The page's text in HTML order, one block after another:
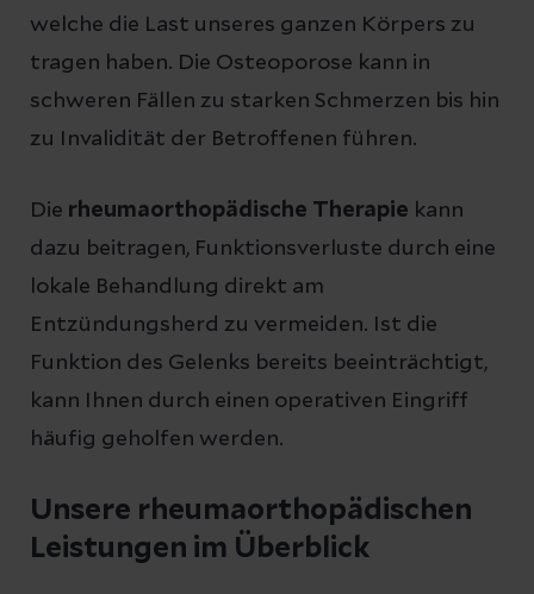
welche die Last unseres ganzen Körpers zu
tragen haben. Die Osteoporose kann in
schweren Fällen zu starken Schmerzen bis hin
zu Invalidität der Betroffenen führen.
Die rheumaorthopädische Therapie kann
dazu beitragen, Funktionsverluste durch eine
lokale Behandlung direkt am
Entzündungsherd zu vermeiden. Ist die
Funktion des Gelenks bereits beeinträchtigt,
kann Ihnen durch einen operativen Eingriff
häufig geholfen werden.
Unsere rheumaorthopädischen
Leistungen im Überblick